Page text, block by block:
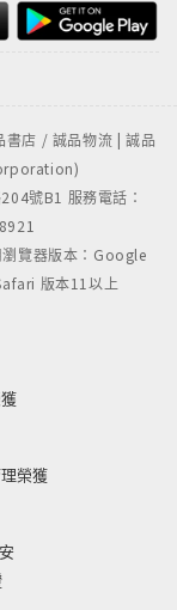
店 / 誠品物流 | 誠品
號B1 服務電話：
覽器版本：Google
版本11以上
榮獲